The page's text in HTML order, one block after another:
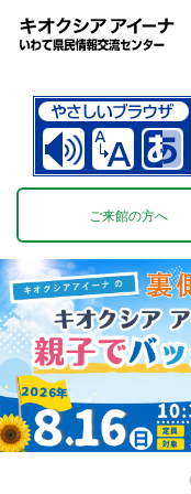
キ
オ
シ
ア
ア
イ
ー
ご来館の方へ